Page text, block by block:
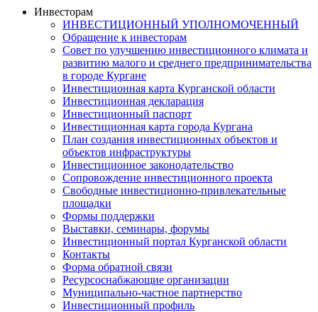
Инвесторам
ИНВЕСТИЦИОННЫЙ УПОЛНОМОЧЕННЫЙ
Обращение к инвесторам
Совет по улучшению инвестиционного климата и
развитию малого и среднего предпринимательства
в городе Кургане
Инвестиционная карта Курганской области
Инвестиционная декларация
Инвестиционный паспорт
Инвестиционная карта города Кургана
План создания инвестиционных объектов и
объектов инфраструктуры
Инвестиционное законодательство
Сопровождение инвестиционного проекта
Свободные инвестиционно-привлекательные
площадки
Формы поддержки
Выставки, семинары, форумы
Инвестиционный портал Курганской области
Контакты
Форма обратной связи
Ресурсоснабжающие организации
Муниципально-частное партнерство
Инвестиционный профиль